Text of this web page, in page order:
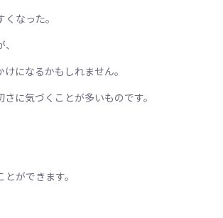
なった。
になるかもしれません。
に気づくことが多いものです。
ができます。